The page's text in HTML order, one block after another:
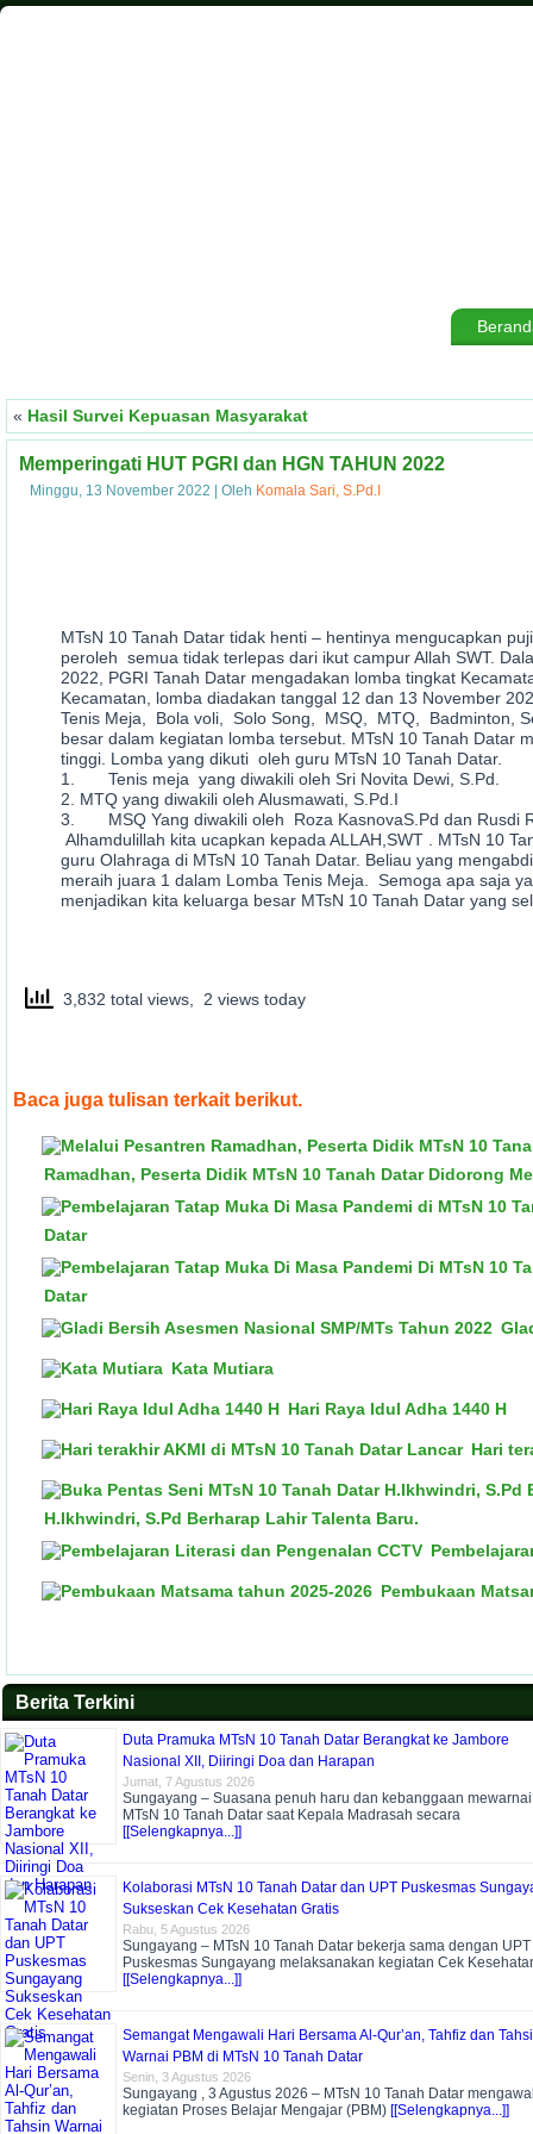
« Hasil Survei Kepuasan Masyarakat
Memperingati HUT PGRI dan HGN TAHUN 2022
Minggu, 13 November 2022 Oleh Komala Sari, S.Pd.I
MTsN 10 Tanah Datar tidak henti – hentinya mengucapkan
peroleh semua tidak terlepas dari ikut campur Allah SWT.
2022, PGRI Tanah Datar mengadakan lomba tingkat
Kecamatan, lomba diadakan tanggal 12 dan 13 November
Tenis Meja, Bola voli, Solo Song, MSQ, MTQ, Badminton,
besar dalam kegiatan lomba tersebut. MTsN 10 Tanah Datar
tinggi. Lomba yang dikuti oleh guru MTsN 10 Tanah Datar.
1. Tenis meja yang diwakili oleh Sri Novita Dewi, S.Pd.
2. MTQ yang diwakili oleh Alusmawati, S.Pd.I
3. MSQ Yang diwakili oleh Roza KasnovaS.Pd dan Rusdi
Alhamdulillah kita ucapkan kepada ALLAH,SWT . MTsN 10
guru Olahraga di MTsN 10 Tanah Datar. Beliau yang
meraih juara 1 dalam Lomba Tenis Meja. Semoga apa saja
menjadikan kita keluarga besar MTsN 10 Tanah Datar yang
3,832 total views, 2 views today
Baca juga tulisan terkait berikut.
Ramadhan, Peserta Didik MTsN 10 Tanah Datar Didorong
Datar
Datar
Kata Mutiara
Hari Raya Idul Adha 1440 H
Hari
H.Ikhwindri, S.Pd Berharap Lahir Talenta Baru.
Pembukaan
Berita Terkini
Duta Pramuka MTsN 10 Tanah Datar Berangkat ke Jambore
Nasional XII, Diiringi Doa dan Harapan
Jumat, 7 Agustus 2026
Sungayang – Suasana penuh haru dan kebanggaan mewarnai
MTsN 10 Tanah Datar saat Kepala Madrasah secara
[[Selengkapnya...]]
Kolaborasi MTsN 10 Tanah Datar dan UPT Puskesmas
Sukseskan Cek Kesehatan Gratis
Rabu, 5 Agustus 2026
Sungayang – MTsN 10 Tanah Datar bekerja sama dengan UPT
Puskesmas Sungayang melaksanakan kegiatan Cek
[[Selengkapnya...]]
Semangat Mengawali Hari Bersama Al-Qur’an, Tahfiz dan
Warnai PBM di MTsN 10 Tanah Datar
Senin, 3 Agustus 2026
Sungayang , 3 Agustus 2026 – MTsN 10 Tanah Datar
kegiatan Proses Belajar Mengajar (PBM) [[Selengkapnya...]]